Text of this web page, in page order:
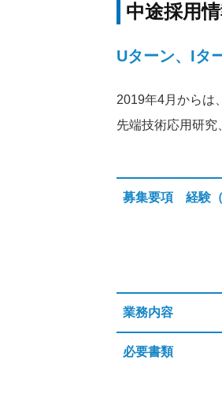
中途採用
Uターン、Iタ
2019年4月からは
先端技術応用研究
募集要項 経験（
業務内容
必要書類